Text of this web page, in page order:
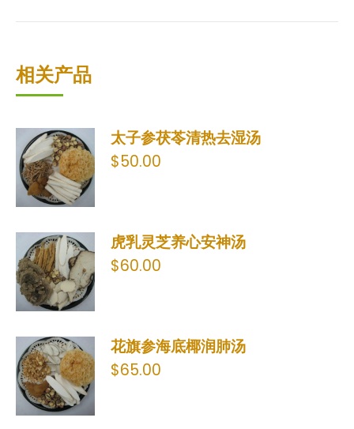
相关产品
太子参茯苓清热去湿汤
$50.00
虎乳灵芝养心安神汤
$60.00
花旗参海底椰润肺汤
$65.00